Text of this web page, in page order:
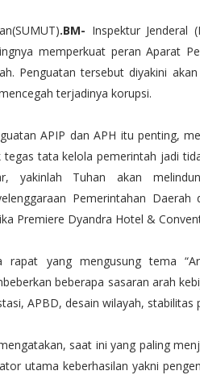
.BM- Inspektur Jenderal
memperkuat peran Aparat
Penguatan tersebut diyakini
terjadinya korupsi.
APIP dan APH itu penting,
tegas tata kelola pemerintah jadi
yakinlah Tuhan akan
Pemerintahan
Premiere Dyandra Hotel &
rapat yang mengusung tema
beberapa sasaran arah
APBD, desain wilayah,
saat ini yang paling
utama keberhasilan yakni